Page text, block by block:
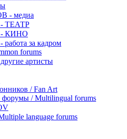
- медиа
- ТЕАТР
- КИНО
за кадром
forums
артисты
/ Fan Art
форумы / Multilingual forums
language forums